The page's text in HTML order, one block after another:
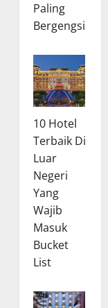
Paling
Bergengsi
10 Hotel
Terbaik Di
Luar
Negeri
Yang
Wajib
Masuk
Bucket
List